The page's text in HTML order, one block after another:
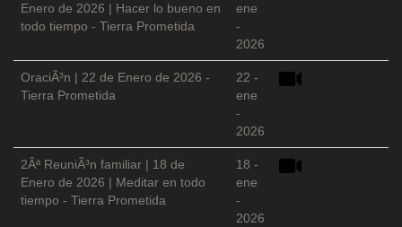
Enero de 2026 | Hacer lo bueno en
todo tiempo - Tierra Prometida
ene
-
2026
OraciÃ³n | 22 de Enero de 2026 -
Tierra Prometida
22 -
ene
-
2026
2Âª ReuniÃ³n familiar | 18 de
Enero de 2026 | Meditar en todo
tiempo - Tierra Prometida
18 -
ene
-
2026